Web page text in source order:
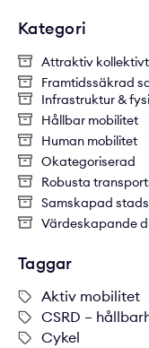
Kategori
Attraktiv
Framtidssäkrad
Infrastruktur &
Hållbar mobilitet
Human mobilitet
Okategoriserad
Robusta
Samskapad
Värdeskapande
Taggar
Aktiv mobilitet
CSRD –
Cykel